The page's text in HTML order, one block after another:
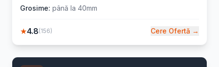
Grosime: până la 40mm
★4.8(156) Cere Ofertă →